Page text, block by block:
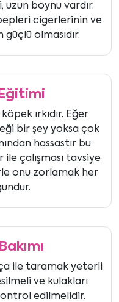
boynu vardır.
cigerlerinin ve
güçlü olmasıdır.
ırkıdır. Eğer
bir şey yoksa çok
hassastır bu
çalışması tavsiye
onu zorlamak her
ile taramak yeterli
ve kulakları
edilmelidir.